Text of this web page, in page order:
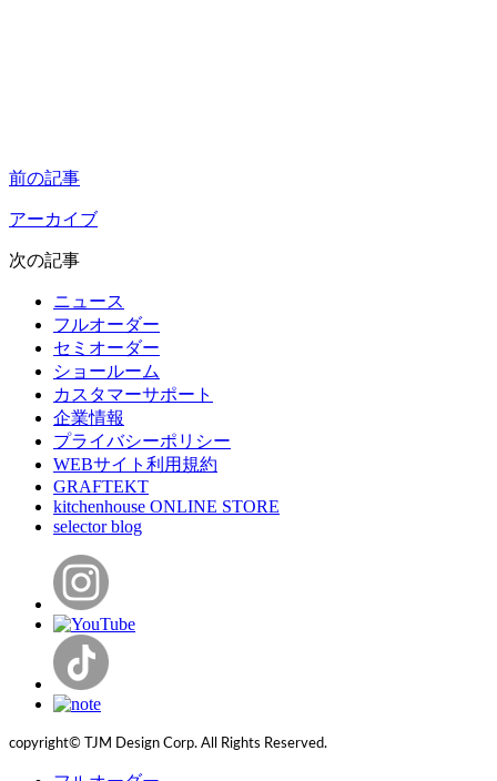
前の記事
アーカイブ
次の記事
ニュース
フルオーダー
セミオーダー
ショールーム
カスタマーサポート
企業情報
プライバシーポリシー
WEBサイト利用規約
GRAFTEKT
kitchenhouse ONLINE STORE
selector blog
copyright© TJM Design Corp. All Rights Reserved.